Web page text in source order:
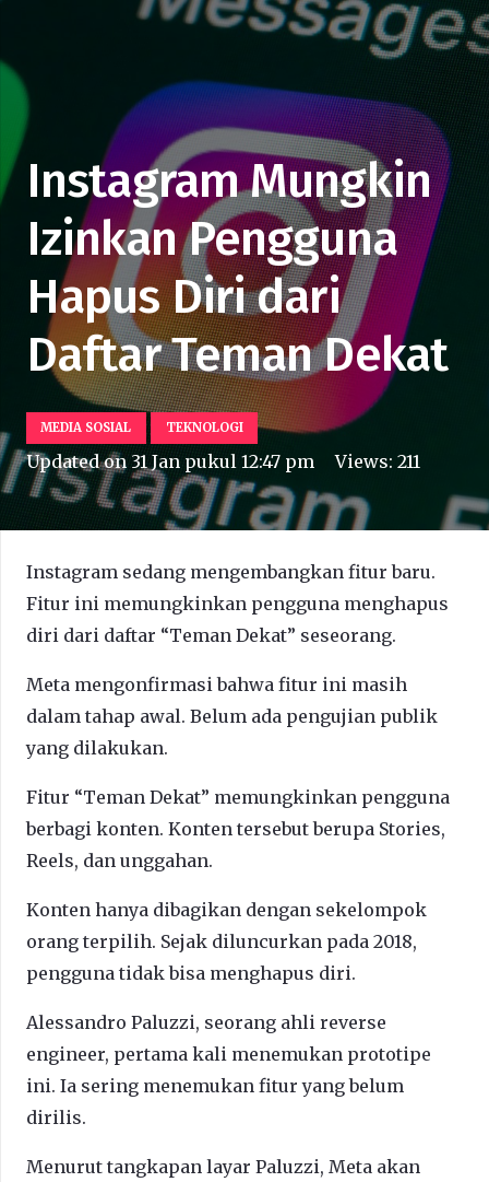
Instagram Mungkin
Izinkan Pengguna
Hapus Diri dari
Daftar Teman Dekat
MEDIA SOSIAL TEKNOLOGI
Updated on 31 Jan pukul 12:47 pm Views:211
Instagram sedang mengembangkan fitur baru.
Fitur ini memungkinkan pengguna menghapus
diri dari daftar “Teman Dekat” seseorang.
Meta mengonfirmasi bahwa fitur ini masih
dalam tahap awal. Belum ada pengujian publik
yang dilakukan.
Fitur “Teman Dekat” memungkinkan pengguna
berbagi konten. Konten tersebut berupa Stories,
Reels, dan unggahan.
Konten hanya dibagikan dengan sekelompok
orang terpilih. Sejak diluncurkan pada 2018,
pengguna tidak bisa menghapus diri.
Alessandro Paluzzi, seorang ahli reverse
engineer, pertama kali menemukan prototipe
ini. Ia sering menemukan fitur yang belum
dirilis.
Menurut tangkapan layar Paluzzi, Meta akan